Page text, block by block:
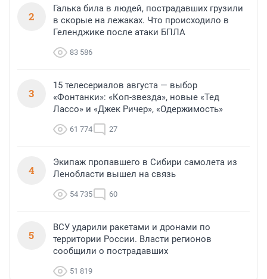
2
Галька била в людей, пострадавших грузили
в скорые на лежаках. Что происходило в
Геленджике после атаки БПЛА
83 586
3
15 телесериалов августа — выбор
«Фонтанки»: «Коп-звезда», новые «Тед
Лассо» и «Джек Ричер», «Одержимость»
61 774 27
4
Экипаж пропавшего в Сибири самолета из
Ленобласти вышел на связь
54 735 60
5
ВСУ ударили ракетами и дронами по
территории России. Власти регионов
сообщили о пострадавших
51 819